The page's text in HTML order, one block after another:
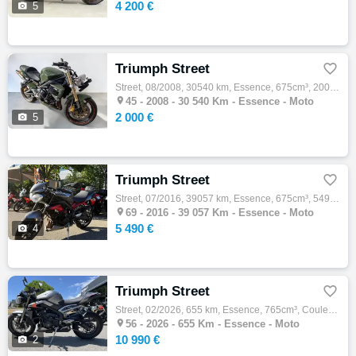
 5 4 200 €
 5
Triumph Street 
Street, 08/2008, 30540 km, Essence, 675cm³, 2000 € Equipements : TRIUMPH STREET TRIPLE Moto accidentée en procédure RSV CADRE ok, MOTEUR ok…
 45 - 2008 - 30 540 Km - Essence - Moto
2 000 €
 4
Triumph Street 
Street, 07/2016, 39057 km, Essence, 675cm³, 5490 € Equipements : YAMAHA ALEXIS MOTOS DARDILLY 58 CHEMIN DE LA BRUYERE VOUS PROPOSE UNE SUPE…
 69 - 2016 - 39 057 Km - Essence - Moto
5 490 €
 2
Triumph Street 
Street, 02/2026, 655 km, Essence, 765cm³, Couleur gris, 10990 € Equipements : MOTO DE DEMONSTRATION ,Disponible à l'essai,Garantie construc…
 56 - 2026 - 655 Km - Essence - Moto
10 990 €